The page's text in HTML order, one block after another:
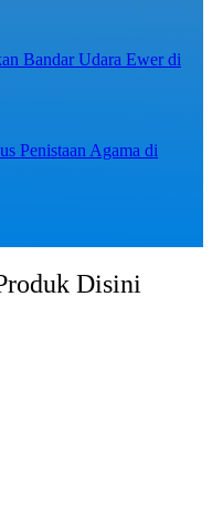
Bandar Udara Ewer di
Penistaan Agama di
Disini